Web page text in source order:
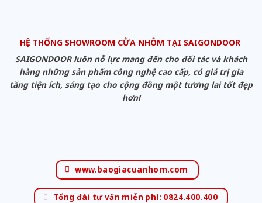
HỆ THỐNG SHOWROOM CỬA NHÔM TẠI SAIGONDOOR
SAIGONDOOR luôn nỗ lực mang đến cho đối tác và khách
hàng những sản phẩm công nghệ cao cấp, có giá trị gia
tăng tiện ích, sáng tạo cho cộng đồng một tương lai tốt đẹp
hơn!
www.baogiacuanhom.com
Tổng đài tư vấn miễn phí: 0824.400.400